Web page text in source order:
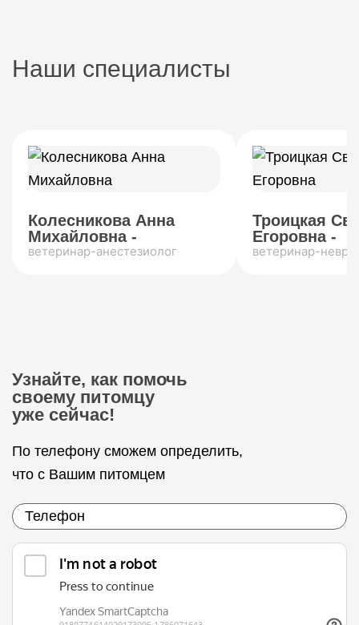
Наши специалисты
Колесникова Анна
Михайловна -
ветеринар-анестезиолог
Троицкая
Егоровна -
ветеринар-
Узнайте, как помочь
своему питомцу
уже сейчас!
По телефону сможем определить,
что с Вашим питомцем